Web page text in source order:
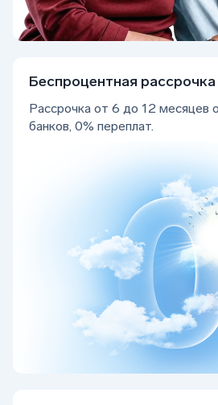
Беcпроцентная рассрочка
Рассрочка от 6 до 12 месяцев
банков, 0% переплат.